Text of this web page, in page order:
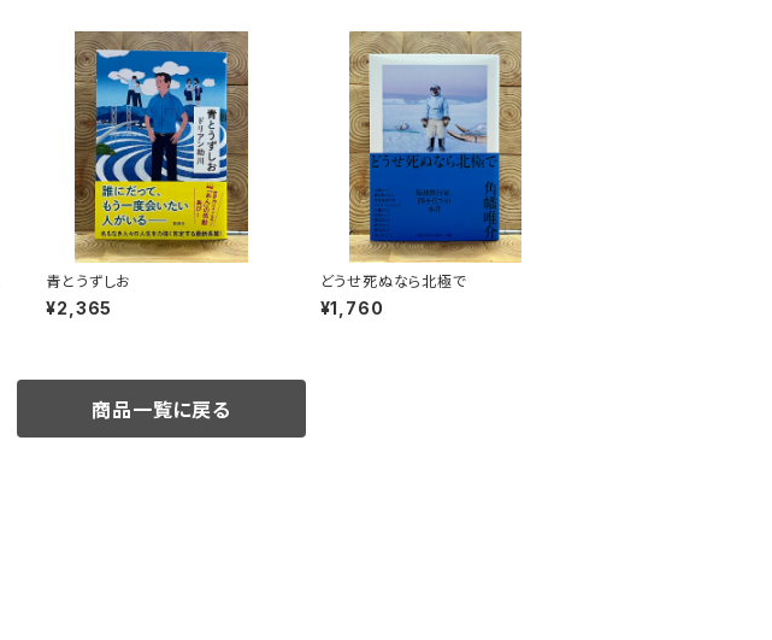
青とうずしお
¥2,365
どうせ死ぬなら北極で
¥1,760
商品一覧に戻る